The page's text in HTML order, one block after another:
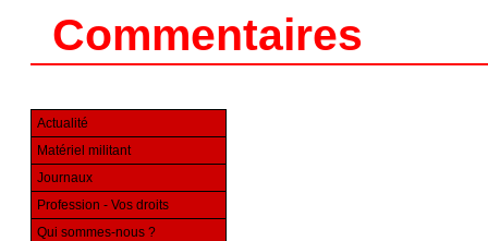
Commentaires
Actualité
Matériel militant
Journaux
Profession - Vos droits
Qui sommes-nous ?